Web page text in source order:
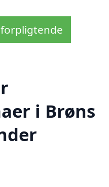
i Brøns